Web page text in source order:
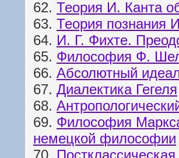
62. Теория И. Канта
63. Теория познания
64. И. Г. Фихте.
65. Философия Ф.
66. Абсолютный
67. Диалектика Гегеля
68.
69. Философия
немецкой философии